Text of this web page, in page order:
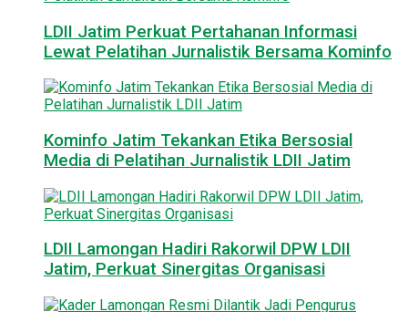
LDII Jatim Perkuat Pertahanan Informasi
Lewat Pelatihan Jurnalistik Bersama Kominfo
Kominfo Jatim Tekankan Etika Bersosial
Media di Pelatihan Jurnalistik LDII Jatim
LDII Lamongan Hadiri Rakorwil DPW LDII
Jatim, Perkuat Sinergitas Organisasi